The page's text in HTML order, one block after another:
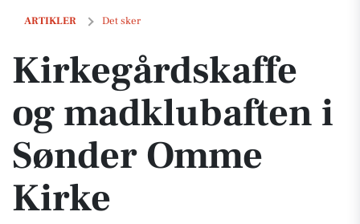
ARTIKLER Det sker
Kirkegårdskaffe og madklubaften i Sønder Omme Kirke
Kirkegårdskaffe
og madklubaften i
Sønder Omme
Kirke